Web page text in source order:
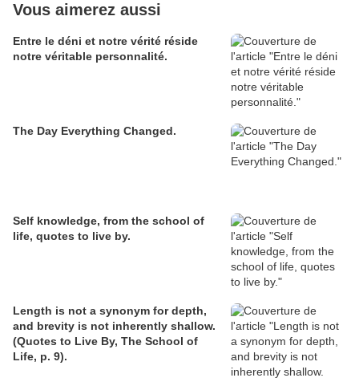
Vous aimerez aussi
Entre le déni et notre vérité réside
notre véritable personnalité.
The Day Everything Changed.
Self knowledge, from the school of
life, quotes to live by.
Length is not a synonym for depth,
and brevity is not inherently shallow.
(Quotes to Live By, The School of
Life, p. 9).